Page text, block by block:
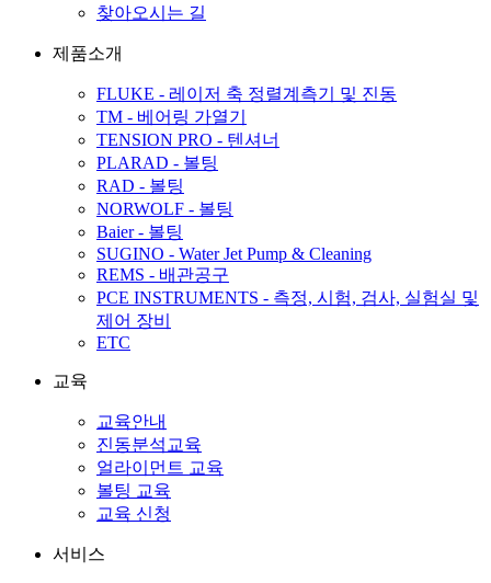
찾아오시는 길
제품소개
FLUKE - 레이저 축 정렬계측기 및 진동
TM - 베어링 가열기
TENSION PRO - 텐셔너
PLARAD - 볼팅
RAD - 볼팅
NORWOLF - 볼팅
Baier - 볼팅
SUGINO - Water Jet Pump & Cleaning
REMS - 배관공구
PCE INSTRUMENTS - 측정, 시험, 검사, 실험실 및
제어 장비
ETC
교육
교육안내
진동분석교육
얼라이먼트 교육
볼팅 교육
교육 신청
서비스